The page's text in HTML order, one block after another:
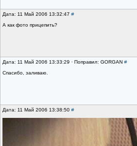
Дата: 11 Май 2006 13:32:47 #
А как фото прицепить?
Дата: 11 Май 2006 13:33:29 · Поправил: GORGAN #
Спасибо, заливаю.
Дата: 11 Май 2006 13:38:50 #